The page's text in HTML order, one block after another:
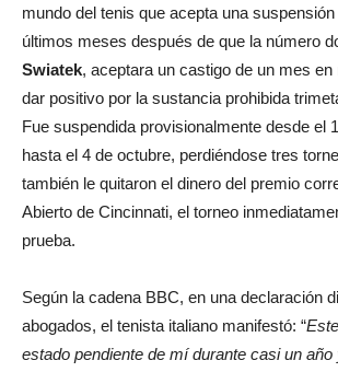
mundo del tenis que acepta una
últimos meses después de que la número
Swiatek, aceptara un castigo de un mes
dar positivo por la sustancia prohibida
Fue suspendida provisionalmente desde el
hasta el 4 de octubre, perdiéndose tres
también le quitaron el dinero del premio
Abierto de Cincinnati, el torneo
prueba.
Según la cadena BBC, en una declaración
abogados, el tenista italiano manifestó: “
estado pendiente de mí durante casi un